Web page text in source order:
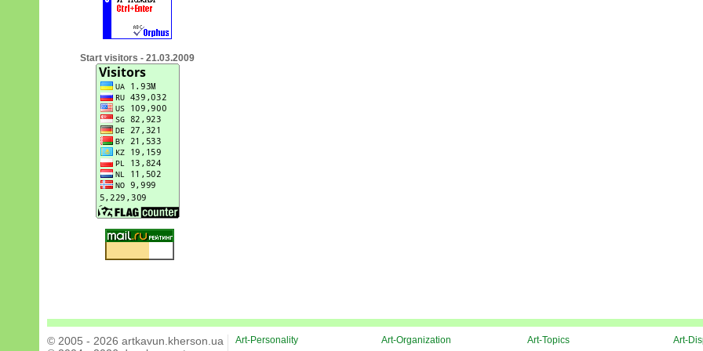
Start visitors - 21.03.2009
© 2005 - 2026 artkavun.kherson.ua
Art-Personality Art-Organization Art-Topics Art-